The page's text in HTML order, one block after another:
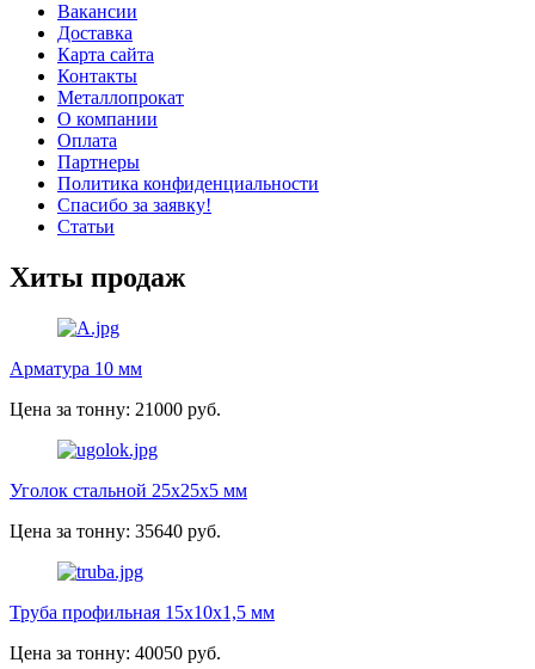
Вакансии
Доставка
Карта сайта
Контакты
Металлопрокат
О компании
Оплата
Партнеры
Политика конфиденциальности
Спасибо за заявку!
Статьи
Хиты продаж
Арматура 10 мм
Цена за тонну: 21000 руб.
Уголок стальной 25х25х5 мм
Цена за тонну: 35640 руб.
Труба профильная 15х10х1,5 мм
Цена за тонну: 40050 руб.